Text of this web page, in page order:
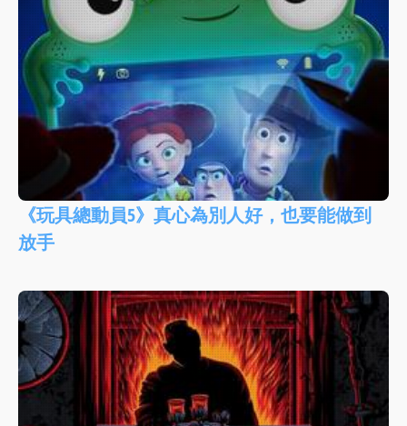
《玩具總動員5》真心為別人好，也要能做到
放手